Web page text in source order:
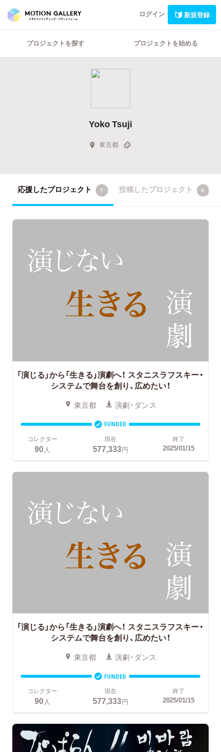
ログイン 新規登録
プロジェクトを探す プロジェクトを始める
Yoko Tsuji
東京都
応援したプロジェクト 7 投稿したプロジェクト 0
「演じる」から「生きる」演劇へ！ スタニスラフスキー・
システムで舞台を創り、広めたい！
東京都 演劇・ダンス
FUNDED
コレクター
90 人
現在
577,333円
終了
2025/01/15
「演じる」から「生きる」演劇へ！ スタニスラフスキー・
システムで舞台を創り、広めたい！
東京都 演劇・ダンス
FUNDED
コレクター
90人
現在
577,333円
終了
2025/01/15